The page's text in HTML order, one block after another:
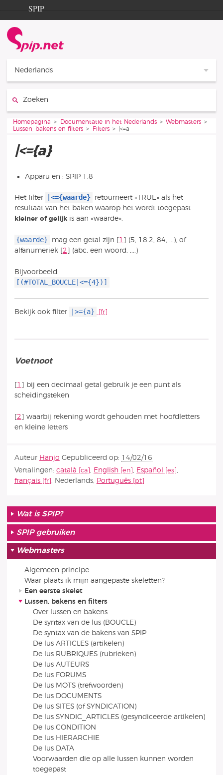
Ga naar de inhoud
Ga naar de navigatie
SPIP
Documentation
Contribution
Nederlands
Je bent hier:
Homepagina Documentatie in het Nederlands
Webmasters
Lussen, bakens en filters
Filters |<=a
|<={a}
Apparu en : SPIP 1.8
Het filter |<={waarde} retourneert «TRUE» als het
resultaat van het baken waarop het wordt toegepast
kleiner of gelijkis aan «waarde».
{waarde} mag een getal zijn [1 ] (5, 18.2, 84, ...), of
alfanumeriek[2 ] (abc, een woord, ,...)
Bijvoorbeeld:
[(#TOTAL_BOUCLE|<={4})]
Bekijk ook filter |>={a}
Voetnoot
[1 ] bij een decimaal getal gebruik je een punt als
scheidingsteken
[2] waarbij rekening wordt gehouden met hoofdletters
en kleine letters
Auteur Hanjo Gepubliceerd op: 14/02/16
Vertalingen: català , English , Español
,
français
, Nederlands, Português
Wat is SPIP?
SPIP gebruiken
Webmasters
Algemeen principe
Waar plaats ik mijn aangepaste skeletten?
Een eerste skelet
Lussen, bakens en filters
Over lussen en bakens
De syntax van de lus (BOUCLE)
De syntax van de bakens van SPIP
De lus ARTICLES (artikelen)
De lus RUBRIQUES (rubrieken)
De lus AUTEURS
De lus FORUMS
De lus MOTS (trefwoorden)
De lus DOCUMENTS
De lus SITES (of SYNDICATION)
De lus SYNDIC_ARTICLES (gesyndiceerde artikelen)
De lus CONDITION
De lus HIERARCHIE
De lus DATA
Voorwaarden die op alle lussen kunnen worden
toegepast